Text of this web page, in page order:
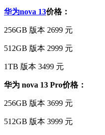
华为nova 13价格：
256GB 版本 2699 元
512GB 版本 2999 元
1TB 版本 3499 元
华为 nova 13 Pro价格：
256GB 版本 3699 元
512GB 版本 3999 元